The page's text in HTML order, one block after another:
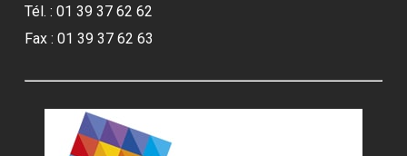
Tél. : 01 39 37 62 62
Fax : 01 39 37 62 63